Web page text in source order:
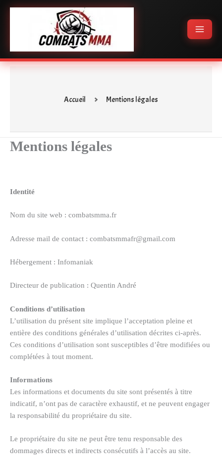
Aller
Menu
Accueil Mentions légales
Mentions légales
Identité
Nom du site web : combatsmma.fr
Adresse mail de contact : combatsmmafr@gmail.com
Hébergement : Infomaniak
Directeur de publication : Quentin André
Conditions d’utilisation
L’utilisation du présent site implique l’acceptation pleine et
entière des conditions générales d’utilisation décrites ci-après.
Ces conditions d’utilisation sont susceptibles d’être modifiées ou
complétées à tout moment.
Informations
Les informations et documents du site sont présentés à titre
indicatif, n’ont pas de caractère exhaustif, et ne peuvent engager
la responsabilité du propriétaire du site.
Le propriétaire du site ne peut être tenu responsable des
dommages directs et indirects consécutifs à l’accès au site.